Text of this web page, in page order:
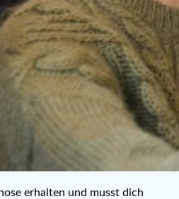
erhalten und musst dich